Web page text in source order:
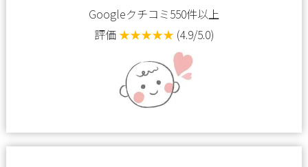
Googleクチコミ550件以上
評価 ★★★★★ (4.9/5.0)